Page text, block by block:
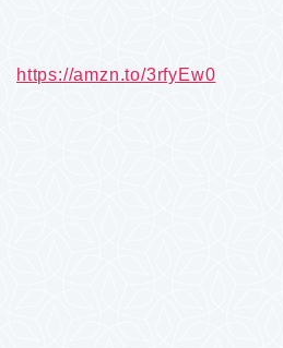
https://amzn.to/3rfyEw0